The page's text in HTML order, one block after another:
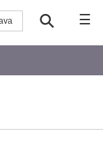
☰